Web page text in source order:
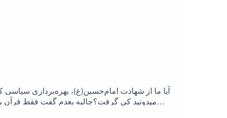
آیا ما از شهادت امام‌حسین(ع)، بهره‌برداری
میدونید کی گرفت؟جالبه بعدم گفت فقط قرآن
آمریکا و اسرائیل و شاه هیچی نگو !امام هم گفت